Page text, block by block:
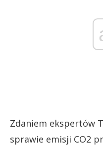
Zdaniem ekspertów
sprawie emisji CO2